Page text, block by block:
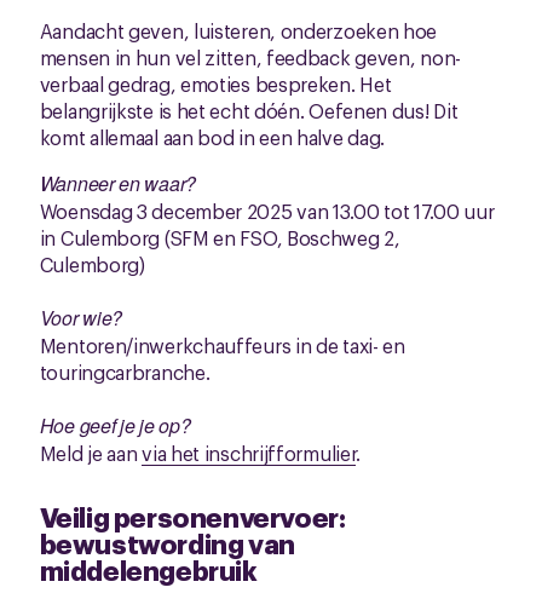
Aandacht geven, luisteren, onderzoeken hoe
mensen in hun vel zitten, feedback geven, non-
verbaal gedrag, emoties bespreken. Het
belangrijkste is het echt dóén. Oefenen dus! Dit
komt allemaal aan bod in een halve dag.
Wanneer en waar?
Woensdag 3 december 2025 van 13.00 tot 17.00 uur
in Culemborg (SFM en FSO, Boschweg 2,
Culemborg)
Voor wie?
Mentoren/inwerkchauffeurs in de taxi- en
touringcarbranche.
Hoe geef je je op?
Meld je aanvia het inschrijfformulier.
Veilig personenvervoer:
bewustwording van
middelengebruik